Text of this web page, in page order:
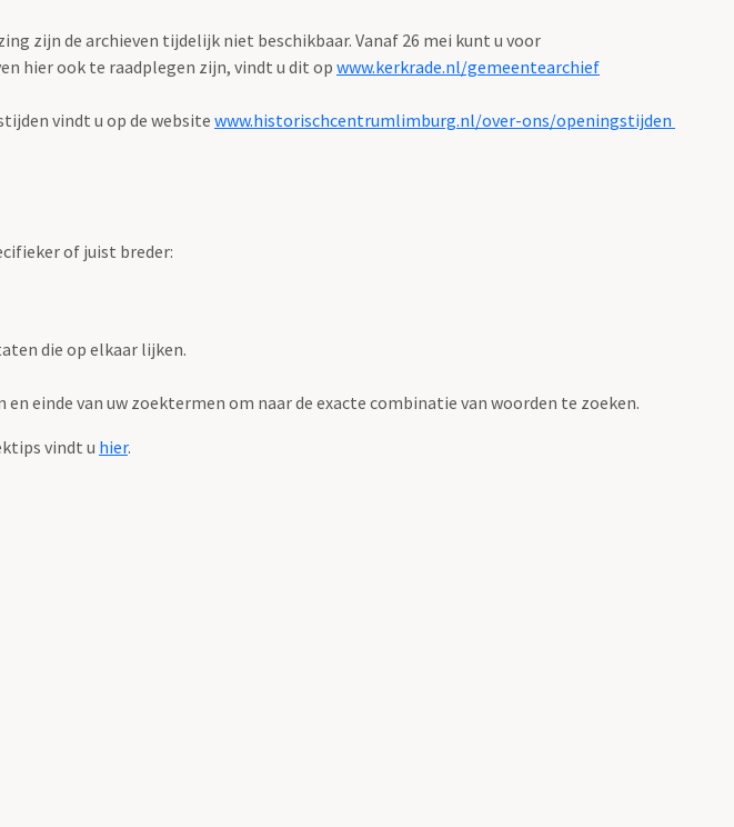
zijn de archieven tijdelijk niet beschikbaar. Vanaf 26 mei kunt u voor
hier ook te raadplegen zijn, vindt u dit op www.kerkrade.nl/gemeentearchief
vindt u op de website www.historischcentrumlimburg.nl/over-ons/openingstijden
of juist breder:
die op elkaar lijken.
en einde van uw zoektermen om naar de exacte combinatie van woorden te zoeken.
vindt u hier.